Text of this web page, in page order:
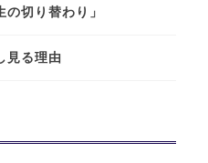
切り替わり」
見る理由